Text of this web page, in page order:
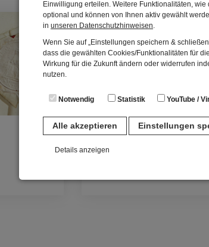
Einwilligung erteilen. Weitere Funktionalitäten,
optional und können von Ihnen aktiv gewählt
in unseren Datenschutzhinweisen.
Wenn Sie auf „Einstellungen speichern &
dass die gewählten Cookies/Funktionalitäten für
Wirkung für die Zukunft ändern oder widerrufen
nutzen.
Notwendig Statistik YouTube /
Alle akzeptieren Einstellungen
Details anzeigen
Verwaltungsrat